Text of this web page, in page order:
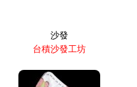
沙發
台積沙發工坊